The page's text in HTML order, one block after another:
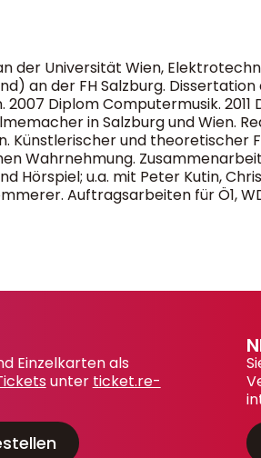
der Universität Wien,
an der FH Salzburg.
Diplom Computermusik. 2011
in Salzburg und Wien.
Künstlerischer und theoretischer
Wahrnehmung.
u.a. mit Peter Kutin,
Auftragsarbeiten für Ö1,
Einzelkarten als
unter ticket.re-